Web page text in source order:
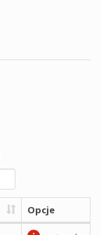
Opcje